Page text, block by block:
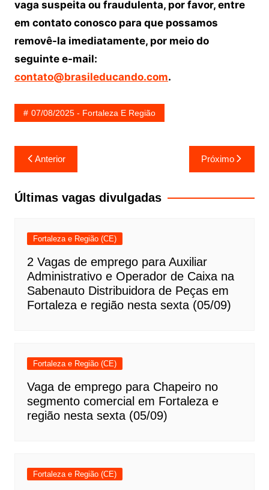
vaga suspeita ou fraudulenta, por favor, entre
em contato conosco para que possamos
removê-la imediatamente, por meio do
seguinte e-mail:
contato@brasileducando.com.
07/08/2025 - Fortaleza E Região
Navegação
de
Post
Anterior Próximo
Últimas vagas divulgadas
Fortaleza e Região (CE)
2 Vagas de emprego para Auxiliar
Administrativo e Operador de Caixa na
Sabenauto Distribuidora de Peças em
Fortaleza e região nesta sexta (05/09)
Fortaleza e Região (CE)
Vaga de emprego para Chapeiro no
segmento comercial em Fortaleza e
região nesta sexta (05/09)
Fortaleza e Região (CE)